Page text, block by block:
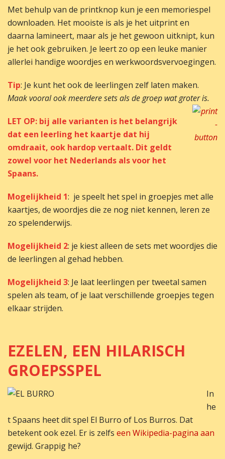
Met behulp van de printknop kun je een memoriespel
downloaden. Het mooiste is als je het uitprint en
daarna lamineert, maar als je het gewoon uitknipt, kun
je het ook gebruiken. Je leert zo op een leuke manier
allerlei handige woordjes en werkwoordsvervoegingen.
Tip: Je kunt het ook de leerlingen zelf laten maken.
Maak vooral ook meerdere sets als de groep wat groter is.
LET OP: bij alle varianten is het belangrijk
dat een leerling het kaartje dat hij
omdraait, ook hardop vertaalt. Dit geldt
zowel voor het Nederlands als voor het
Spaans.
Mogelijkheid 1: je speelt het spel in groepjes met alle
kaartjes, de woordjes die ze nog niet kennen, leren ze
zo spelenderwijs.
Mogelijkheid 2: je kiest alleen de sets met woordjes die
de leerlingen al gehad hebben.
Mogelijkheid 3: Je laat leerlingen per tweetal samen
spelen als team, of je laat verschillende groepjes tegen
elkaar strijden.
EZELEN, EEN HILARISCH
GROEPSSPEL
In
he
t Spaans heet dit spel El Burro of Los Burros. Dat
betekent ook ezel. Er is zelfs een Wikipedia-pagina aan
gewijd. Grappig he?